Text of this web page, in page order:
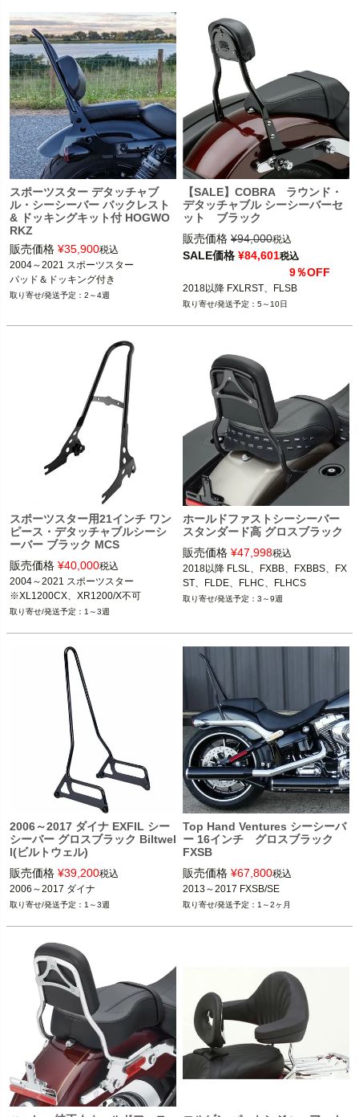
スポーツスター デタッチャブ
ル・シーシーバー バックレスト
& ドッキングキット付 HOGWO
RKZ
販売価格 ¥35,900税込
2004～2021 スポーツスター
パッド＆ドッキング付き
2～4週
【SALE】COBRA ラウンド・
デタッチャブル シーシーバーセ
ット ブラック
販売価格 ¥94,000税込
SALE価格 ¥84,601税込
9％OFF
2018以降 FXLRST、FLSB
5～10日
スポーツスター用21インチ ワン
ピース・デタッチャブルシーシ
ーバー ブラック MCS
販売価格 ¥40,000税込
2004～2021 スポーツスター
※XL1200CX、XR1200/X不可
1～3週
ホールドファストシーシーバー
スタンダード高 グロスブラック
販売価格 ¥47,998税込
2018以降 FLSL、FXBB、FXBBS、FX
ST、FLDE、FLHC、FLHCS
3～9週
2006～2017 ダイナ EXFIL シー
シーバー グロスブラック Biltwel
l(ビルトウェル)
販売価格 ¥39,200税込
2006～2017 ダイナ
1～3週
Top Hand Ventures シーシーバ
ー 16インチ グロスブラック
FXSB
販売価格 ¥67,800税込
2013～2017 FXSB/SE
1～2ヶ月